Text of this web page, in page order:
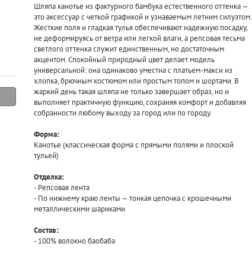
Шляпа канотье из фактурного бамбука естественного оттенка —
это аксессуар с четкой графикой и узнаваемым летним силуэтом.
Жесткие поля и гладкая тулья обеспечивают надежную посадку,
не деформируясь от ветра или легкой влаги, а репсовая тесьма
светлого оттенка служит единственным, но достаточным
акцентом. Спокойный природный цвет делает модель
универсальной: она одинаково уместна с платьем-макси из
хлопка, брючным костюмом или простым топом и шортами. В
жаркий день такая шляпа не только завершает образ, но и
выполняет практичную функцию, сохраняя комфорт и добавляя
собранности любому выходу за город или по городу.
Форма:
Канотье (классическая форма с прямыми полями и плоской
тульей)
Отделка:
- Репсовая лента
- По нижнему краю ленты — тонкая цепочка с крошечными
металлическими шариками
Состав:
- 100% волокно баобаба